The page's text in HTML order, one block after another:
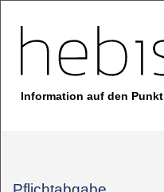
Information auf den Punkt